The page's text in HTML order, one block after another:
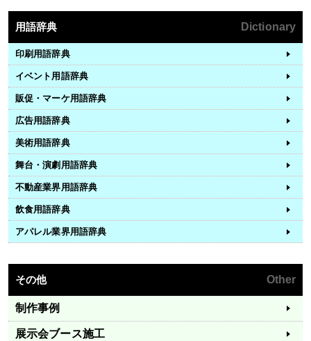
用語辞典 Dictionary
印刷用語辞典
イベント用語辞典
販促・マーケ用語辞典
広告用語辞典
美術用語辞典
舞台・演劇用語辞典
不動産業界用語辞典
飲食用語辞典
アパレル業界用語辞典
その他 Other
制作事例
展示会ブース施工